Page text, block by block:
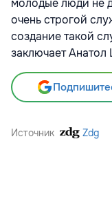
молодые люди не
очень строгой
создание такой
заключает Анатол
Источник Zdg